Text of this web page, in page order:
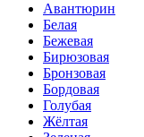
Авантюрин
Белая
Бежевая
Бирюзовая
Бронзовая
Бордовая
Голубая
Жёлтая